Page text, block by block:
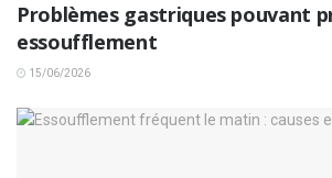
Problèmes gastriques pouvant
essoufflement
15/06/2026